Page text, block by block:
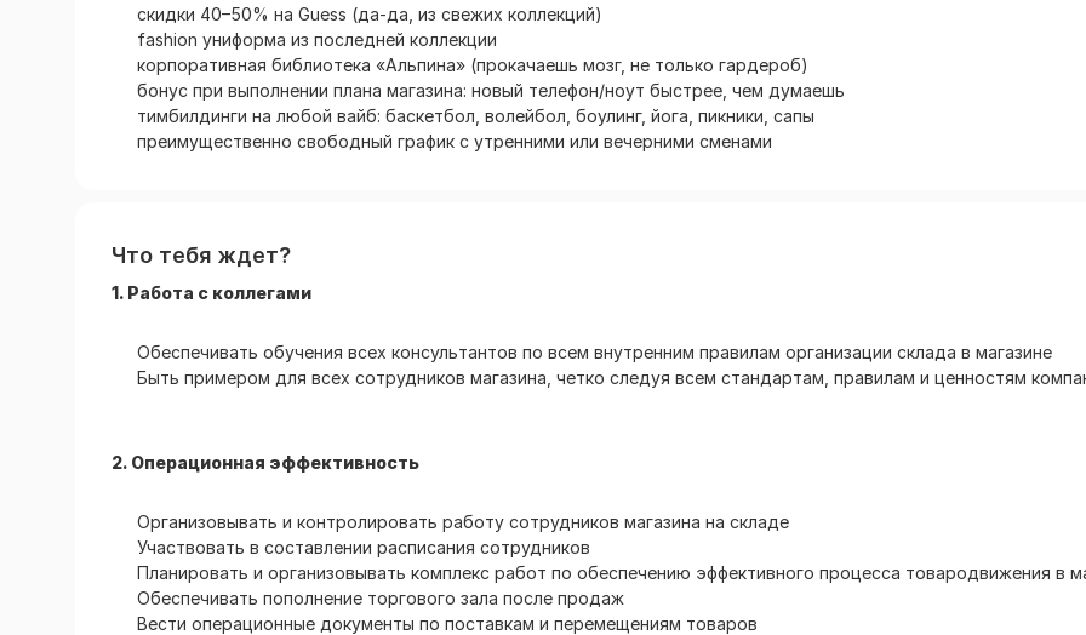
скидки 40–50% на Guess (да-да, из свежих коллекций)
fashion униформа из последней коллекции
корпоративная библиотека «Альпина» (прокачаешь мозг, не только гардероб)
бонус при выполнении плана магазина: новый телефон/ноут быстрее, чем думаешь
тимбилдинги на любой вайб: баскетбол, волейбол, боулинг, йога, пикники, сапы
преимущественно свободный график с утренними или вечерними сменами
Что тебя ждет?
1. Работа с коллегами
Обеспечивать обучения всех консультантов по всем внутренним правилам организации склада в магазине
Быть примером для всех сотрудников магазина, четко следуя всем стандартам, правилам и ценностям
2. Операционная эффективность
Организовывать и контролировать работу сотрудников магазина на складе
Участвовать в составлении расписания сотрудников
Планировать и организовывать комплекс работ по обеспечению эффективного процесса товародвижения в
Обеспечивать пополнение торгового зала после продаж
Вести операционные документы по поставкам и перемещениям товаров